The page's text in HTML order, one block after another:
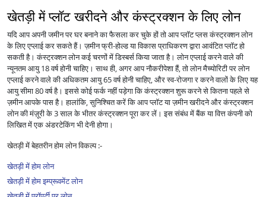
खेतड़ी में प्लॉट खरीदने और कंस्ट्रक्शन के लिए लोन
यदि आप अपनी जमीन पर घर बनाने का फैसला कर चुके हों तो आप प्लॉट प्लस कंस्ट्रक्शन लोन
के लिए एप्लाई कर सकते हैं। ज़मीन फ्री-होल्ड या विकास प्राधिकरण द्वारा आवंटित प्लॉट हो
सकती है। कंस्ट्रक्शन लोन कई चरणों में डिस्बर्स किया जाता है। लोन एप्लाई करने वाले की
न्यूनतम आयु 18 वर्ष होनी चाहिए। साथ ही, अगर आप नौकरीपेशा हैं, तो लोन मैच्योरिटी पर लोन
एप्लाई करने वाले की अधिकतम आयु 65 वर्ष होनी चाहिए, और स्व-रोजगा र करने वालों के लिए यह
आयु सीमा 80 वर्ष है। इससे कोई फर्क नहीं पड़ेगा कि कंस्ट्रक्शन शुरू करने से कितना पहले से
ज़मीन आपके पास है। हालांकि, सुनिश्चित करें कि आप प्लॉट या ज़मीन खरीदने और कंस्ट्रक्शन
लोन की मंज़ूरी के 3 साल के भीतर कंस्ट्रक्शन पूरा कर लें। इस संबंध में बैंक या वित्त कंपनी को
लिखित में एक अंडरटेकिंग भी देनी होगा।
खेतड़ी में बेहतरीन होम लोन विकल्प :-
खेतड़ी में होम लोन
खेतड़ी में होम इम्प्रूवमेंट लोन